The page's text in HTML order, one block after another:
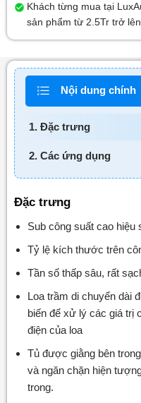
Khách từng mua tại
sản phẩm từ 2.5Tr trở
Nội dung chính
1. Đặc trưng
2. Các ứng dụng
Đặc trưng
Sub công suất cao hiệu
Tỷ lệ kích thước trên
Tần số thấp sâu, rất
Loa trầm di chuyển dài
biến để xử lý các giá trị
điện của loa
Tủ được giằng bên
và ngăn chặn hiện
trong.